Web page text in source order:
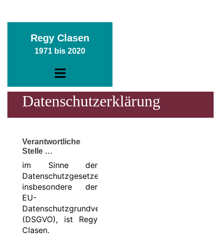
springen
Regy Clasen
1971 bis 2020
Menü
Datenschutzerklärung
Verantwortliche
Stelle …
im Sinne der
Datenschutzgesetze,
insbesondere der
EU-
Datenschutzgrundverordnung
(DSGVO), ist Regy
Clasen.